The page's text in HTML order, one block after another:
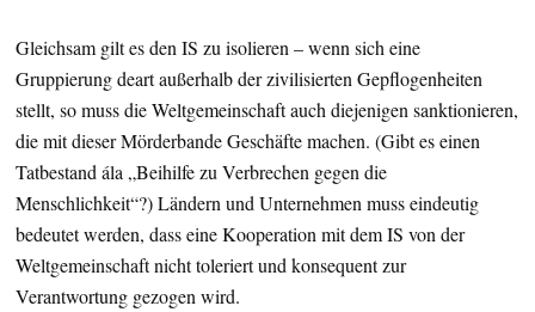
Gleichsam gilt es den IS zu isolieren – wenn sich eine
Gruppierung deart außerhalb der zivilisierten Gepflogenheiten
stellt, so muss die Weltgemeinschaft auch diejenigen sanktionieren,
die mit dieser Mörderbande Geschäfte machen. (Gibt es einen
Tatbestand ála „Beihilfe zu Verbrechen gegen die
Menschlichkeit“?) Ländern und Unternehmen muss eindeutig
bedeutet werden, dass eine Kooperation mit dem IS von der
Weltgemeinschaft nicht toleriert und konsequent zur
Verantwortung gezogen wird.